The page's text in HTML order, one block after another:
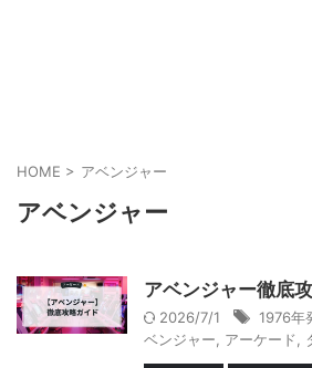
HOME > アベンジャー
アベンジャー
アベンジャー徹底
2026/7/1 1976年
ベンジャー
アーケード